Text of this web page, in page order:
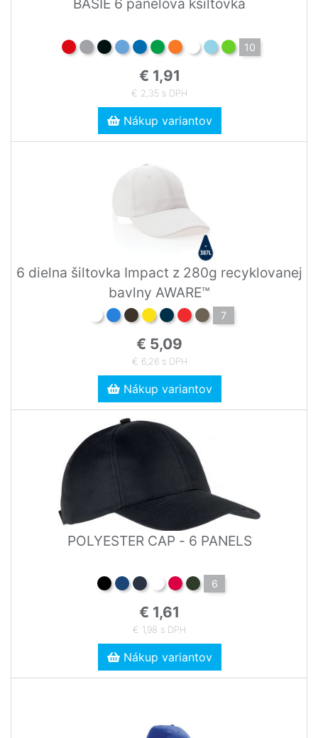
BASIE 6 panelová kšiltovka
10
€ 1,91
€ 2,35 s DPH
Nákup variantov
6 dielna šiltovka Impact z 280g recyklovanej
bavlny AWARE™
7
€ 5,09
€ 6,26 s DPH
Nákup variantov
POLYESTER CAP - 6 PANELS
6
€ 1,61
€ 1,98 s DPH
Nákup variantov